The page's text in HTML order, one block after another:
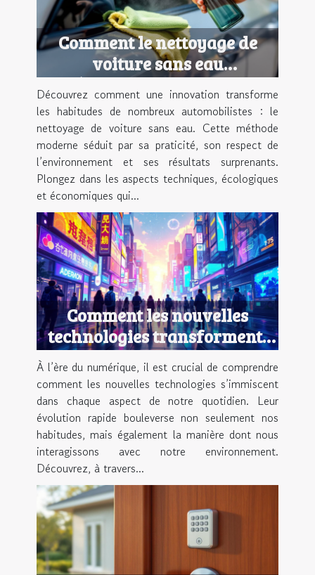
Comment le nettoyage de
voiture sans eau
révolutionne-t-il notre
quotidien ?
Découvrez comment une innovation transforme
les habitudes de nombreux automobilistes : le
nettoyage de voiture sans eau. Cette méthode
moderne séduit par sa praticité, son respect de
l’environnement et ses résultats surprenants.
Plongez dans les aspects techniques, écologiques
et économiques qui...
Comment les nouvelles
technologies transforment-
elles notre quotidien ?
À l’ère du numérique, il est crucial de comprendre
comment les nouvelles technologies s’immiscent
dans chaque aspect de notre quotidien. Leur
évolution rapide bouleverse non seulement nos
habitudes, mais également la manière dont nous
interagissons avec notre environnement.
Découvrez, à travers...